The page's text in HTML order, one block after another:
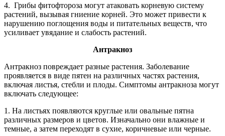
4. Грибы фитофтороза могут атаковать корневую систему
растений, вызывая гниение корней. Это может привести к
нарушению поглощения воды и питательных веществ, что
усиливает увядание и слабость растений.
Антракноз
Антракноз повреждает разные растения. Заболевание
проявляется в виде пятен на различных частях растения,
включая листья, стебли и плоды. Симптомы антракноза могут
включать следующее:
1. На листьях появляются круглые или овальные пятна
различных размеров и цветов. Изначально они влажные и
темные, а затем переходят в сухие, коричневые или черные.